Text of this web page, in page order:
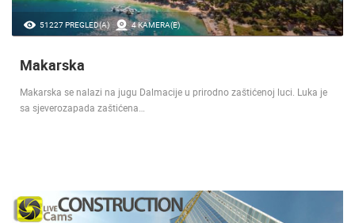
51227 PREGLED(A) 4 KAMERA(E)
Makarska
Makarska se nalazi na jugu Dalmacije u prirodno zaštićenoj luci. Luka je
sa sjeverozapada zaštićena…